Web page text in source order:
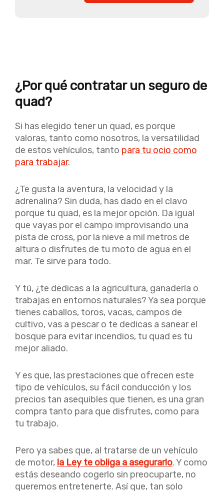
¿Por qué contratar un seguro de
quad?
Si has elegido tener un quad, es porque
valoras, tanto como nosotros, la versatilidad
de estos vehículos, tanto para tu ocio como
para trabajar.
¿Te gusta la aventura, la velocidad y la
adrenalina? Sin duda, has dado en el clavo
porque tu quad, es la mejor opción. Da igual
que vayas por el campo improvisando una
pista de cross, por la nieve a mil metros de
altura o disfrutes de tu moto de agua en el
mar. Te sirve para todo.
Y tú, ¿te dedicas a la agricultura, ganadería o
trabajas en entornos naturales? Ya sea porque
tienes caballos, toros, vacas, campos de
cultivo, vas a pescar o te dedicas a sanear el
bosque para evitar incendios, tu quad es tu
mejor aliado.
Y es que, las prestaciones que ofrecen este
tipo de vehículos, su fácil conducción y los
precios tan asequibles que tienen, es una gran
compra tanto para que disfrutes, como para
tu trabajo.
Pero ya sabes que, al tratarse de un vehículo
de motor, la Ley te obliga a asegurarlo. Y como
estás deseando cogerlo sin preocuparte, no
queremos entretenerte. Así que, tan solo